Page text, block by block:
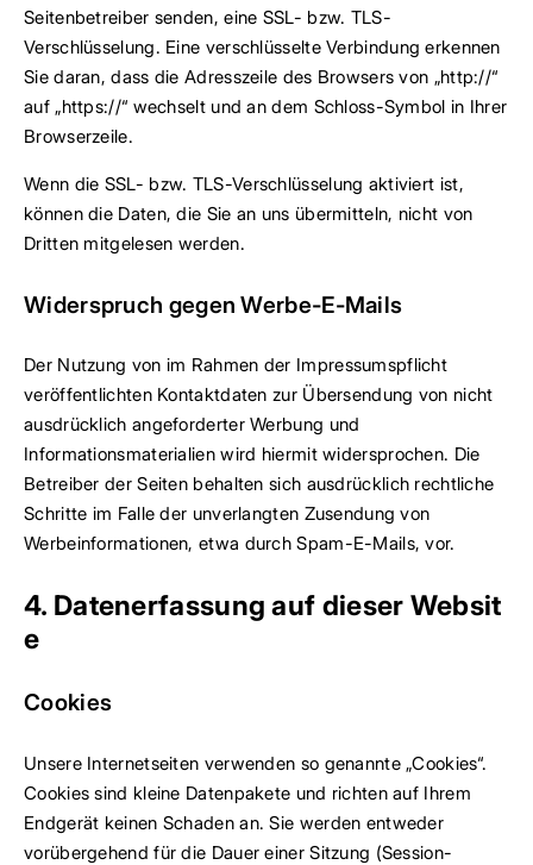
Seitenbetreiber senden, eine SSL- bzw. TLS-
Verschlüsselung. Eine verschlüsselte Verbindung erkennen
Sie daran, dass die Adresszeile des Browsers von „http://“
auf „https://“ wechselt und an dem Schloss-Symbol in Ihrer
Browserzeile.
Wenn die SSL- bzw. TLS-Verschlüsselung aktiviert ist,
können die Daten, die Sie an uns übermitteln, nicht von
Dritten mitgelesen werden.
Widerspruch gegen Werbe-E-Mails
Der Nutzung von im Rahmen der Impressumspflicht
veröffentlichten Kontaktdaten zur Übersendung von nicht
ausdrücklich angeforderter Werbung und
Informationsmaterialien wird hiermit widersprochen. Die
Betreiber der Seiten behalten sich ausdrücklich rechtliche
Schritte im Falle der unverlangten Zusendung von
Werbeinformationen, etwa durch Spam-E-Mails, vor.
4. Datenerfassung auf dieser Websit
e
Cookies
Unsere Internetseiten verwenden so genannte „Cookies“.
Cookies sind kleine Datenpakete und richten auf Ihrem
Endgerät keinen Schaden an. Sie werden entweder
vorübergehend für die Dauer einer Sitzung (Session-